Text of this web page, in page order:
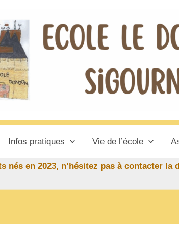
Infos pratiques Vie de l’école
nés en 2023, n’hésitez pas à contacter